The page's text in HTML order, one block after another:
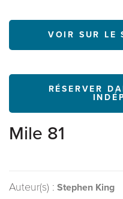
VOIR SUR LE
RÉSERVER
Mile 81
Auteur(s) : Stephen King